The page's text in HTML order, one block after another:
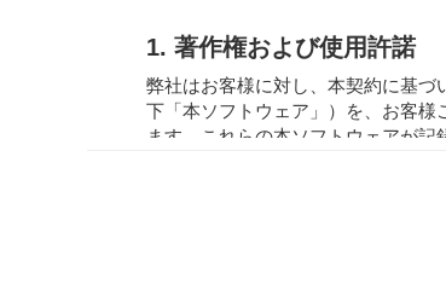
1. 著作権および使用許諾
弊社はお客様に対し、本契約に基
下「本ソフトウェア」）を、お客
ます。これらの本ソフトウェアが
お客様は、本ソフトウェアの利用